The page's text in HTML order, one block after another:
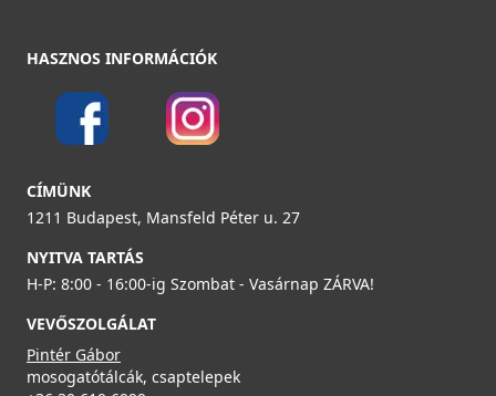
HASZNOS INFORMÁCIÓK
CÍMÜNK
1211 Budapest, Mansfeld Péter u. 27
NYITVA TARTÁS
H-P: 8:00 - 16:00-ig Szombat - Vasárnap ZÁRVA!
VEVŐSZOLGÁLAT
Pintér Gábor
mosogatótálcák, csaptelepek